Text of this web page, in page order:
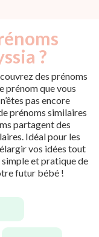
?
des prénoms
prénom que vous
pas encore
prénoms similaires
partagent des
Idéal pour les
vos idées tout
et pratique de
futur bébé !